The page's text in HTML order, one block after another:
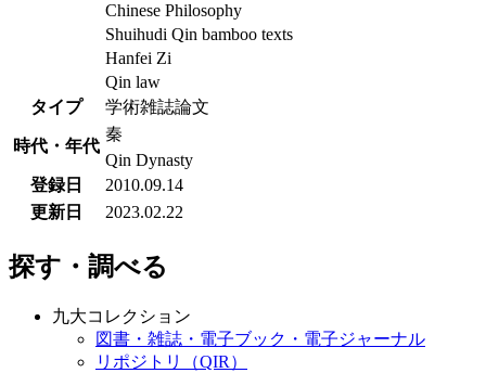
Chinese Philosophy
Shuihudi Qin bamboo texts
Hanfei Zi
Qin law
タイプ
学術雑誌論文
時代・年代
秦
Qin Dynasty
登録日
2010.09.14
更新日
2023.02.22
探す・調べる
九大コレクション
図書・雑誌・電子ブック・電子ジャーナル
リポジトリ（QIR）